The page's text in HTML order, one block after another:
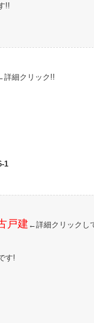
!!
詳細クリック!!
1
戸建←詳細クリックし
す!